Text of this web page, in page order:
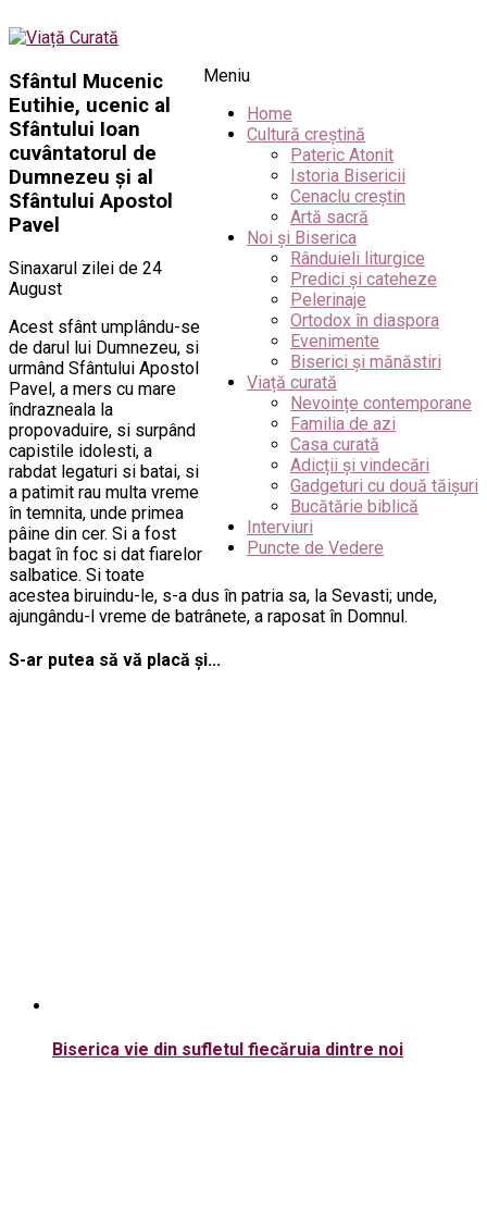
Meniu
Home
Cultură creștină
Pateric Atonit
Istoria Bisericii
Cenaclu creștin
Artă sacră
Noi și Biserica
Rânduieli liturgice
Predici și cateheze
Pelerinaje
Ortodox în diaspora
Evenimente
Biserici și mănăstiri
Viață curată
Nevoințe contemporane
Familia de azi
Casa curată
Adicții și vindecări
Gadgeturi cu două tăișuri
Bucătărie biblică
Interviuri
Puncte de Vedere
Sfântul Mucenic
Eutihie, ucenic al
Sfântului Ioan
cuvântatorul de
Dumnezeu și al
Sfântului Apostol
Pavel
Sinaxarul zilei de 24
August
Acest sfânt umplându-se
de darul lui Dumnezeu, si
urmând Sfântului Apostol
Pavel, a mers cu mare
îndrazneala la
propovaduire, si surpând
capistile idolesti, a
rabdat legaturi si batai, si
a patimit rau multa vreme
în temnita, unde primea
pâine din cer. Si a fost
bagat în foc si dat fiarelor
salbatice. Si toate
acestea biruindu-le, s-a dus în patria sa, la Sevasti; unde,
ajungându-l vreme de batrânete, a raposat în Domnul.
S-ar putea să vă placă și...
Biserica vie din sufletul fiecăruia dintre noi